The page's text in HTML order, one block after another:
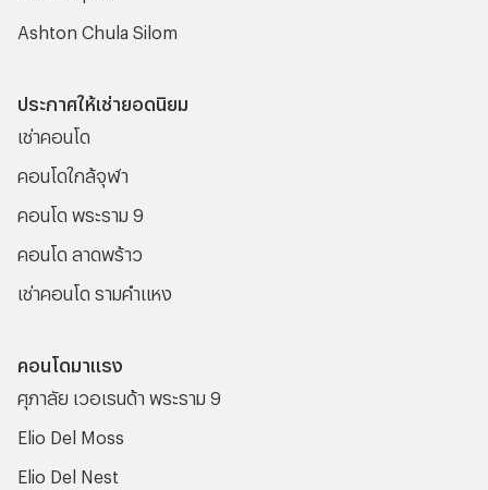
Ashton Chula Silom
ประกาศให้เช่ายอดนิยม
เช่าคอนโด
คอนโดใกล้จุฬา
คอนโด พระราม 9
คอนโด ลาดพร้าว
เช่าคอนโด รามคําแหง
คอนโดมาแรง
ศุภาลัย เวอเรนด้า พระราม 9
Elio Del Moss
Elio Del Nest